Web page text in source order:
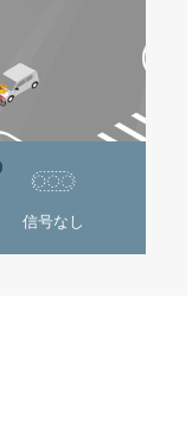
信号なし